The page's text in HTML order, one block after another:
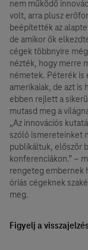
nem működő
volt, arra plusz
beépítették az
de amikor ők
cégek többnyire
nézték, hogy merre
németek. Péterék is
amerikaiak, de azt
ebben rejlett a
mutasd meg a
„Az innovációs
szóló ismereteinket
publikáltuk, először
konferenciákon.” –
rengeteg embernek
óriás cégeknek
meg.
Figyelj a